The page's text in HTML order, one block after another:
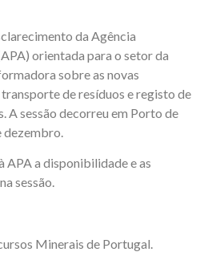
da Agência
orientada para o setor da
sobre as novas
de resíduos e registo de
A sessão decorreu em Porto de
dezembro.
APA a disponibilidade e as
sessão.